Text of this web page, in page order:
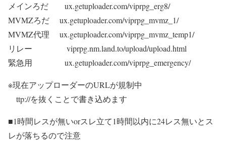
メインろだ ux.getuploader.com/viprpg_erg8/
MVMZろだ ux.getuploader.com/viprpg_mvmz_1/
MVMZ代理 ux.getuploader.com/viprpg_mvmz_temp1/
リレー viprpg.nm.land.to/upload/upload.html
緊急用 ux.getuploader.com/viprpg_emergency/
※現在アップローダーのURLが規制中
ttp://を抜くことで書き込めます
■1時間レスが無いorスレ立て1時間以内に24レス無いとス
レが落ちるので注意